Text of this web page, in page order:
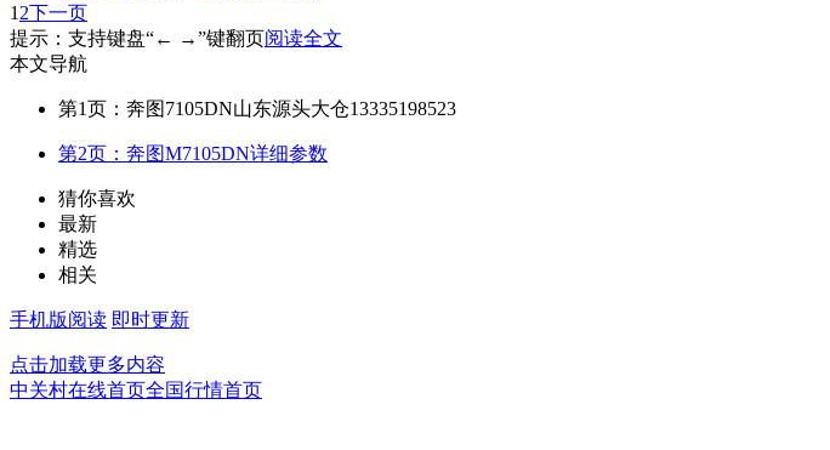
1 2下一页
提示：支持键盘“← →”键翻页阅读全文
本文导航
第1页：奔图7105DN山东源头大仓13335198523
第2页：奔图M7105DN详细参数
猜你喜欢
最新
精选
相关
手机版阅读 即时更新
点击加载更多内容
中关村在线首页全国行情首页